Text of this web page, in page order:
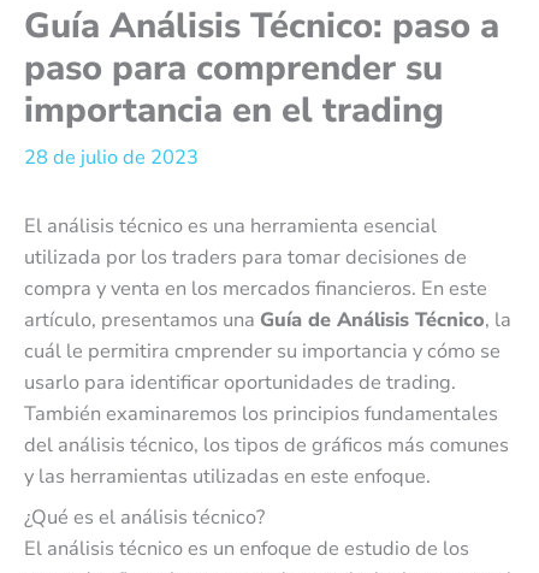
Guía Análisis Técnico: paso a
paso para comprender su
importancia en el trading
28 de julio de 2023
El análisis técnico es una herramienta esencial
utilizada por los traders para tomar decisiones de
compra y venta en los mercados financieros. En este
artículo, presentamos una Guía de Análisis Técnico, la
cuál le permitira cmprender su importancia y cómo se
usarlo para identificar oportunidades de trading.
También examinaremos los principios fundamentales
del análisis técnico, los tipos de gráficos más comunes
y las herramientas utilizadas en este enfoque.
¿Qué es el análisis técnico?
El análisis técnico es un enfoque de estudio de los